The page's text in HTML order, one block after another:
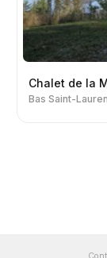
Chalet de la
Bas Saint-